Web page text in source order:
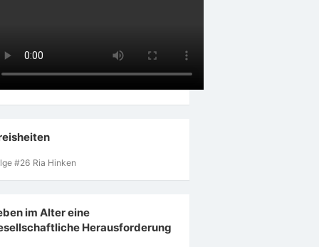
#26 Ria Hinken
im Alter eine
Herausforderung